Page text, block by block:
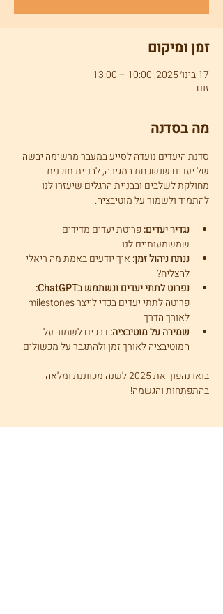
זמן ומיקום
17 בינו׳ 2025, 10:00 – 13:00
זום
מה בסדנה
סדנת היעדים נועדה לסייע במעבר מרשימה יבשה
של יעדים שנשכחת במגירה, לבניית תוכנית
מחולקת לשלבים ובבניית הרגלים שיעזרו לנו
להתמיד ולשמור על מוטיבציה.
נגדיר יעדים: פריטת יעדים מדידים
שמשמעותיים לנו.
ננתח ניהול זמן: איך יודעים באמת מה ריאלי
להצליח?
נפרוט לתתי יעדים ונשתמש בChatGPT:
לאורך הדרך
שמירה על מוטיבציה: דרכים לשמור על
המוטיבציה לאורך זמן ולהתגבר על מכשולים.
בואו נהפוך את 2025 לשנה מכווננת ומלאה
בהתפתחות והגשמה!
שיתוף